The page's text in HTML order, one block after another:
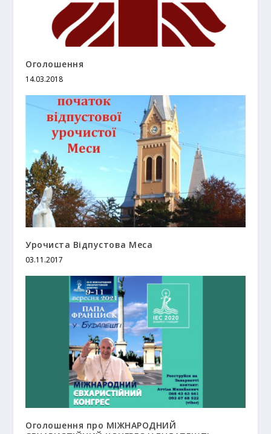
Оголошення
14.03.2018
Урочиста Відпустова Меса
03.11.2017
Оголошення про МІЖНАРОДНИЙ